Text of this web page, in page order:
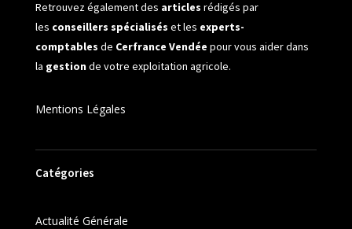
Retrouvez également des articles rédigés par
les conseillers spécialisés et les experts-
comptables de Cerfrance Vendée pour vous aider dans
la gestionde votre exploitation agricole.
Mentions Légales
Catégories
Actualité Générale